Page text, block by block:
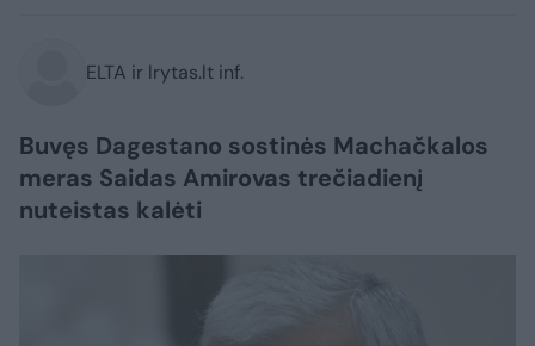
ELTA ir lrytas.lt inf.
Buvęs Dagestano sostinės Machačkalos
meras Saidas Amirovas trečiadienį
nuteistas kalėti